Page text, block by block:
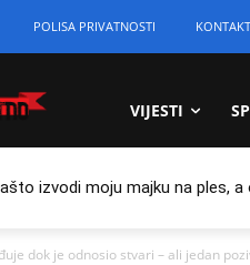
POLISA PRIVATNOSTI KONTAKT
VIJESTI
izvodi moju majku na ples,
dok je odnosio stvari – ali jedan